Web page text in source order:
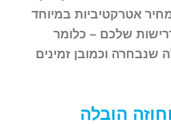
3 הצעות מחיר אטרקטיביות במיוחד
שלכם – כלומר
שנבחרה וכמובן זמינים
הובלה